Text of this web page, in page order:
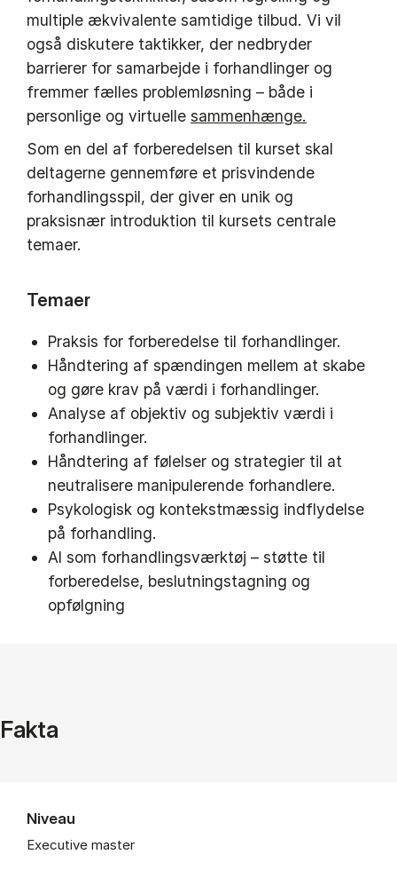
multiple ækvivalente samtidige tilbud. Vi vil
også diskutere taktikker, der nedbryder
barrierer for samarbejde i forhandlinger og
fremmer fælles problemløsning – både i
personlige og virtuelle sammenhænge.
Som en del af forberedelsen til kurset skal
deltagerne gennemføre et prisvindende
forhandlingsspil, der giver en unik og
praksisnær introduktion til kursets centrale
temaer.
Temaer
Praksis for forberedelse til forhandlinger.
Håndtering af spændingen mellem at skabe
og gøre krav på værdi i forhandlinger.
Analyse af objektiv og subjektiv værdi i
forhandlinger.
Håndtering af følelser og strategier til at
neutralisere manipulerende forhandlere.
Psykologisk og kontekstmæssig indflydelse
på forhandling.
AI som forhandlingsværktøj – støtte til
forberedelse, beslutningstagning og
opfølgning
Fakta
Niveau
Executive master